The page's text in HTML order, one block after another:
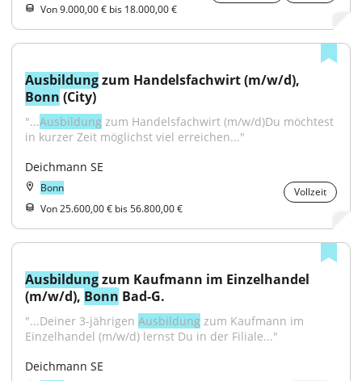
Von 9.000,00 € bis 18.000,00 €
Ausbildung
Bonn (City)
"...Ausbildung zum Handelsfachwirt (m/w/d)Du möchtest
in kurzer Zeit möglichst viel erreichen..."
Deichmann SE
Bonn
Vollzeit
Von 25.600,00 € bis 56.800,00 €
Ausbildung zum Kaufmann im Einzelhandel
(m/w/d), Bonn Bad-G.
"...Deiner 3-jährigen Ausbildung zum Kaufmann im
Einzelhandel (m/w/d) lernst Du in der Filiale..."
Deichmann SE